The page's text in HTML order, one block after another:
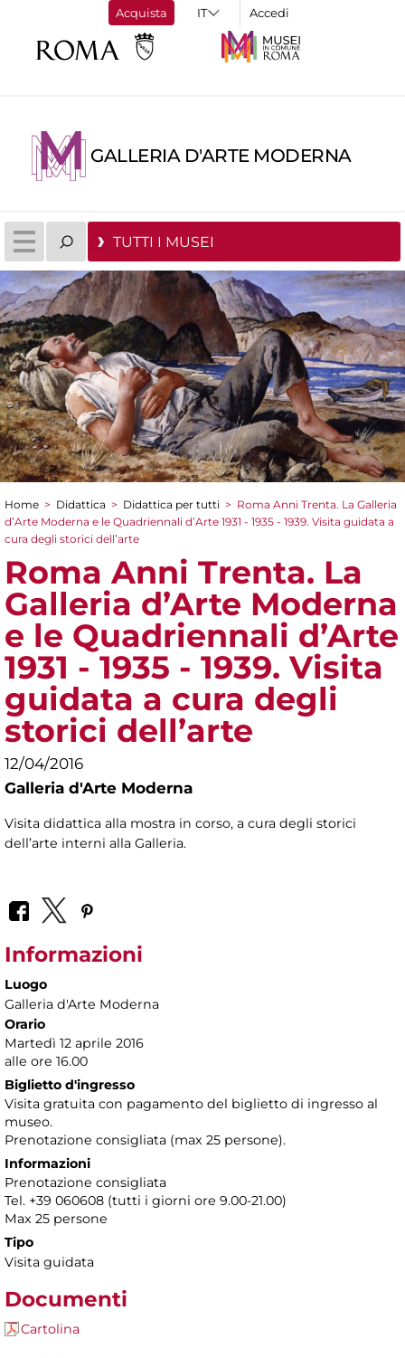
Acquista Accedi
GALLERIA D'ARTE MODERNA
TUTTI I MUSEI
Tu sei qui
Home > Didattica > Didattica per tutti > Roma Anni Trenta. La Galleria
d’Arte Moderna e le Quadriennali d’Arte 1931 - 1935 - 1939. Visita guidata a
cura degli storici dell’arte
Roma Anni Trenta. La
Galleria d’Arte Moderna
e le Quadriennali d’Arte
1931 - 1935 - 1939. Visita
guidata a cura degli
storici dell’arte
12/04/2016
Galleria d'Arte Moderna
Visita didattica alla mostra in corso, a cura degli storici
dell’arte interni alla Galleria.
Informazioni
Luogo
Galleria d'Arte Moderna
Orario
Martedì 12 aprile 2016
alle ore 16.00
Biglietto d'ingresso
Visita gratuita con pagamento del biglietto di ingresso al
museo.
Prenotazione consigliata (max 25 persone).
Informazioni
Prenotazione consigliata
Tel. +39 060608 (tutti i giorni ore 9.00-21.00)
Max 25 persone
Tipo
Visita guidata
Documenti
Cartolina